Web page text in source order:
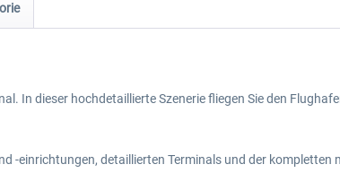
In dieser hochdetaillierte Szenerie fliegen Sie den
einrichtungen, detaillierten Terminals und der kompletten